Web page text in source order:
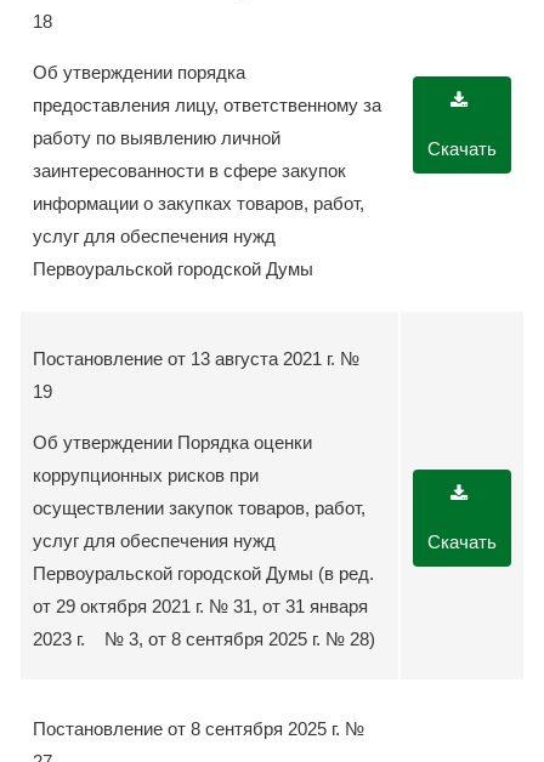
18
Об утверждении порядка
предоставления лицу, ответственному за
работу по выявлению личной
заинтересованности в сфере закупок
информации о закупках товаров, работ,
услуг для обеспечения нужд
Первоуральской городской Думы
Скачать
Постановление от 13 августа 2021 г. №
19
Об утверждении Порядка оценки
коррупционных рисков при
осуществлении закупок товаров, работ,
услуг для обеспечения нужд
Первоуральской городской Думы (в ред.
от 29 октября 2021 г. № 31, от 31 января
2023 г. № 3, от 8 сентября 2025 г. № 28)
Скачать
Постановление от 8 сентября 2025 г. №